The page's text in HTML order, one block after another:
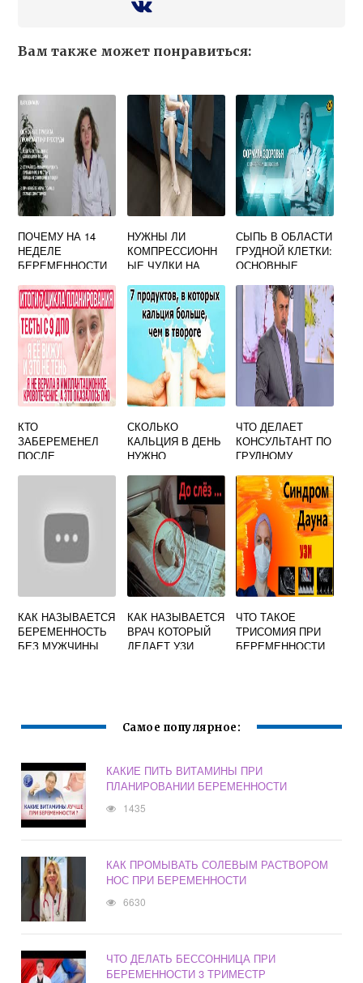
Вам также может понравиться:
ПОЧЕМУ НА 14
НЕДЕЛЕ
БЕРЕМЕННОСТИ
НУЖНЫ ЛИ
КОМПРЕССИОНН
ЫЕ ЧУЛКИ НА
ВЫБРАТЬ
РАЗМЕР, КАК
ОДЕТЬ И КОГДА
СНИМАТЬ?
СЫПЬ В ОБЛАСТИ
ГРУДНОЙ КЛЕТКИ:
ОСНОВНЫЕ
И МЕТОДЫ
ЛЕЧЕНИЯ
КТО
ЗАБЕРЕМЕНЕЛ
ПОСЛЕ
СКОЛЬКО
КАЛЬЦИЯ В ДЕНЬ
НУЖНО
МАМЕ
ЧТО ДЕЛАЕТ
КОНСУЛЬТАНТ ПО
ГРУДНОМУ
Ю
КАК НАЗЫВАЕТСЯ
БЕРЕМЕННОСТЬ
БЕЗ МУЖЧИНЫ
КАК НАЗЫВАЕТСЯ
ВРАЧ КОТОРЫЙ
ДЕЛАЕТ УЗИ
ЧТО ТАКОЕ
ТРИСОМИЯ ПРИ
БЕРЕМЕННОСТИ
Самое популярное:
КАКИЕ ПИТЬ ВИТАМИНЫ ПРИ
ПЛАНИРОВАНИИ БЕРЕМЕННОСТИ
1435
КАК ПРОМЫВАТЬ СОЛЕВЫМ РАСТВОРОМ
НОС ПРИ БЕРЕМЕННОСТИ
6630
ЧТО ДЕЛАТЬ БЕССОННИЦА ПРИ
БЕРЕМЕННОСТИ 3 ТРИМЕСТР